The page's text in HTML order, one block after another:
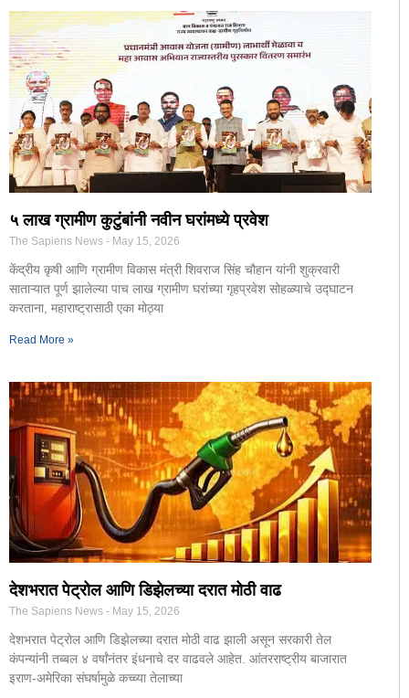
५ लाख ग्रामीण कुटुंबांनी नवीन घरांमध्ये प्रवेश
The Sapiens News May 15, 2026
केंद्रीय कृषी आणि ग्रामीण विकास मंत्री शिवराज सिंह चौहान यांनी शुक्रवारी
साताऱ्यात पूर्ण झालेल्या पाच लाख ग्रामीण घरांच्या गृहप्रवेश सोहळ्याचे उद्घाटन
करताना, महाराष्ट्रासाठी एका मोठ्या
Read More »
देशभरात पेट्रोल आणि डिझेलच्या दरात मोठी वाढ
The Sapiens News May 15, 2026
देशभरात पेट्रोल आणि डिझेलच्या दरात मोठी वाढ झाली असून सरकारी तेल
कंपन्यांनी तब्बल ४ वर्षांनंतर इंधनाचे दर वाढवले आहेत. आंतरराष्ट्रीय बाजारात
इराण-अमेरिका संघर्षामुळे कच्च्या तेलाच्या